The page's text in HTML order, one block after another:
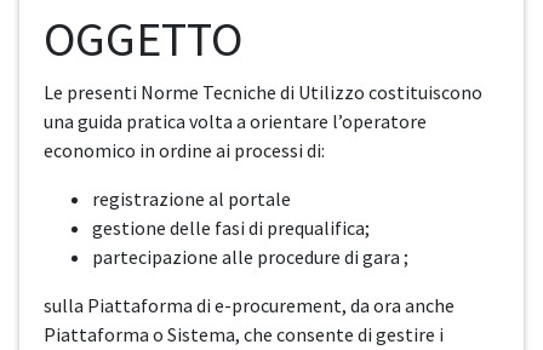
OGGETTO
Le presenti Norme Tecniche di Utilizzo costituiscono
una guida pratica volta a orientare l’operatore
economico in ordine ai processi di:
registrazione al portale
gestione delle fasi di prequalifica;
partecipazione alle procedure di gara ;
sulla Piattaforma di e-procurement, da ora anche
Piattaforma o Sistema, che consente di gestire i